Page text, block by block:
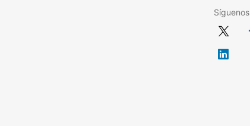
Síguenos
Twit